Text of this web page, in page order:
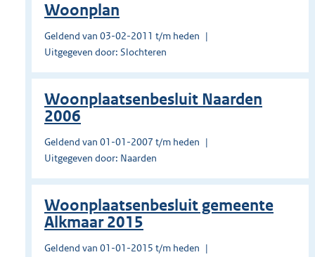
Woonplan
Geldend van 03-02-2011 t/m heden
Uitgegeven door: Slochteren
Woonplaatsenbesluit Naarden
2006
Geldend van 01-01-2007 t/m heden
Uitgegeven door: Naarden
Woonplaatsenbesluit gemeente
Alkmaar 2015
Geldend van 01-01-2015 t/m heden